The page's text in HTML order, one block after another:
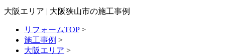
大阪エリア | 大阪狭山市の施工事例
リフォームTOP>
施工事例 >
大阪エリア >